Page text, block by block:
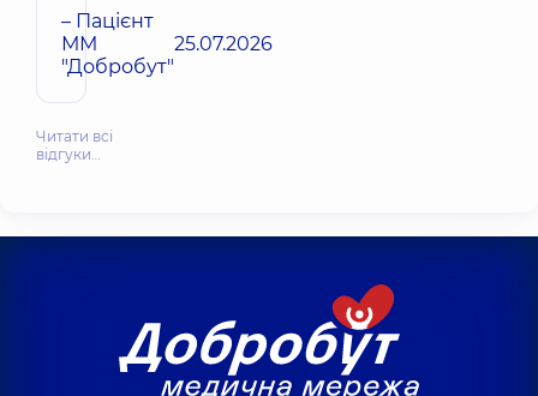
– Пацієнт
ММ
"Добробут"
25.07.2026
Читати всі
відгуки…